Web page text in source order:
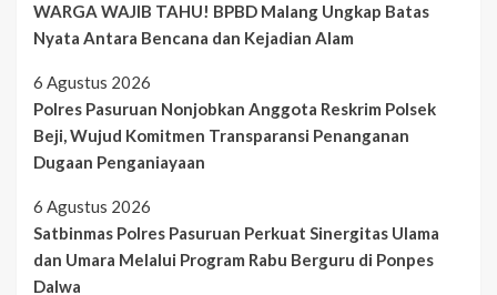
WARGA WAJIB TAHU! BPBD Malang Ungkap Batas
Nyata Antara Bencana dan Kejadian Alam
6 Agustus 2026
Polres Pasuruan Nonjobkan Anggota Reskrim Polsek
Beji, Wujud Komitmen Transparansi Penanganan
Dugaan Penganiayaan
6 Agustus 2026
Satbinmas Polres Pasuruan Perkuat Sinergitas Ulama
dan Umara Melalui Program Rabu Berguru di Ponpes
Dalwa